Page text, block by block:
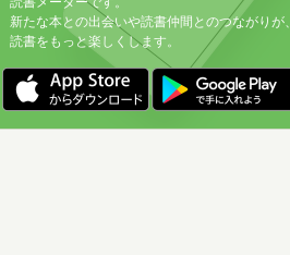
新たな本との出会いや読書仲間とのつながりが
読書をもっと楽しくします。